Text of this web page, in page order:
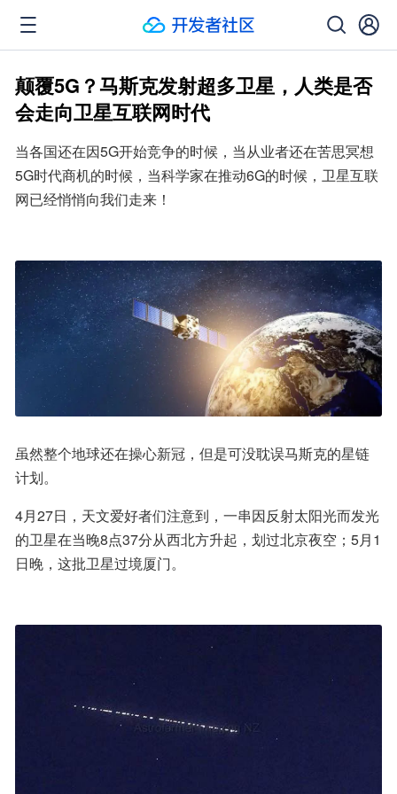
颠覆5G？马斯克发射超多卫星，人类是否
会走向卫星互联网时代
当各国还在因5G开始竞争的时候，当从业者还在苦思冥想
5G时代商机的时候，当科学家在推动6G的时候，卫星互联
网已经悄悄向我们走来！
虽然整个地球还在操心新冠，但是可没耽误马斯克的星链
计划。
4月27日，天文爱好者们注意到，一串因反射太阳光而发光
的卫星在当晚8点37分从西北方升起，划过北京夜空；5月1
日晚，这批卫星过境厦门。